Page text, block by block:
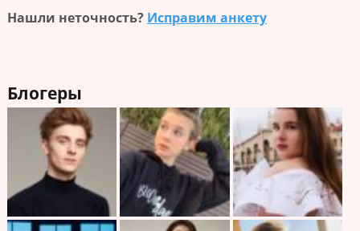
Нашли неточность? Исправим анкету
Блогеры